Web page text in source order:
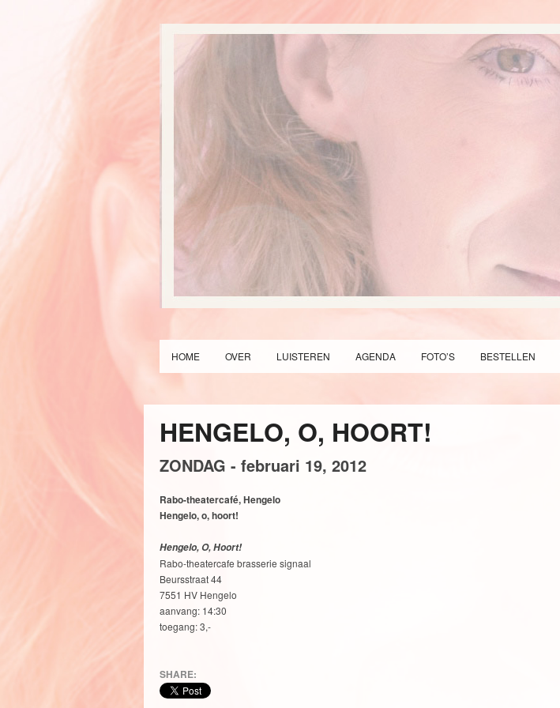
HOME OVER LUISTEREN AGENDA FOTO’S BESTELLEN
HENGELO, O, HOORT!
ZONDAG - februari 19, 2012
Rabo-theatercafé, Hengelo
Hengelo, o, hoort!
Hengelo, O, Hoort!
Rabo-theatercafe brasserie signaal
Beursstraat 44
7551 HV Hengelo
aanvang: 14:30
toegang: 3,-
SHARE: